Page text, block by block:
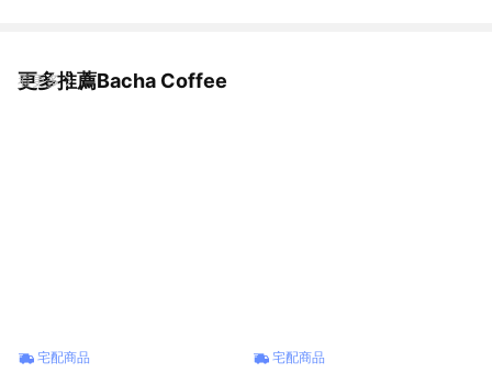
更多推薦Bacha Coffee
看更多
宅配商品 宅配商品